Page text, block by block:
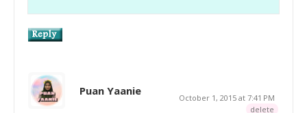
Puan Yaanie
October 1, 2015 at 7:41 PM
delete